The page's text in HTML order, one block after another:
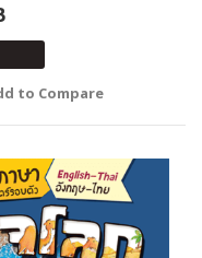
to Compare